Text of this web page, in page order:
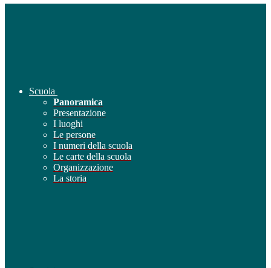
Scuola
Panoramica
Presentazione
I luoghi
Le persone
I numeri della scuola
Le carte della scuola
Organizzazione
La storia